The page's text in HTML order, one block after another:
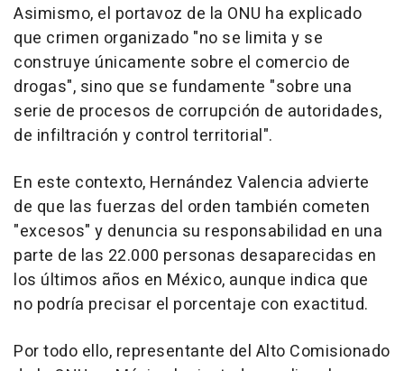
Asimismo, el portavoz de la ONU ha explicado
que crimen organizado "no se limita y se
construye únicamente sobre el comercio de
drogas", sino que se fundamente "sobre una
serie de procesos de corrupción de autoridades,
de infiltración y control territorial".
En este contexto, Hernández Valencia advierte
de que las fuerzas del orden también cometen
"excesos" y denuncia su responsabilidad en una
parte de las 22.000 personas desaparecidas en
los últimos años en México, aunque indica que
no podría precisar el porcentaje con exactitud.
Por todo ello, representante del Alto Comisionado